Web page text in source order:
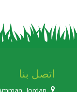
اتصل بنا